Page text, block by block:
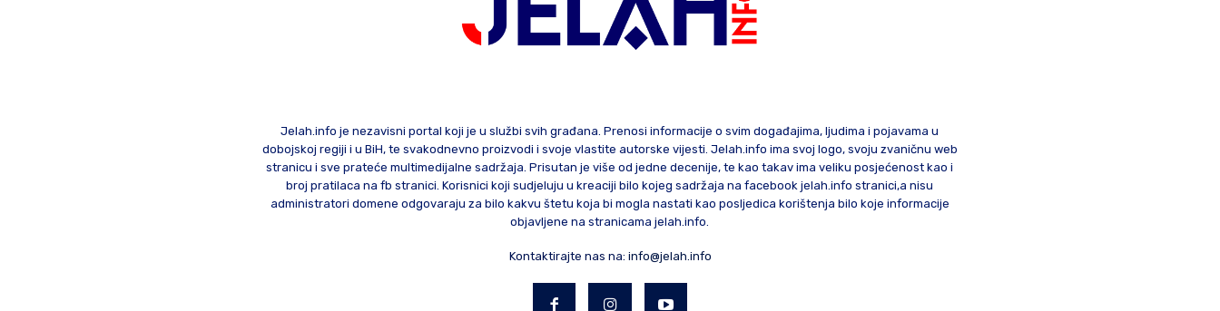
Jelah.info je nezavisni portal koji je u službi svih građana. Prenosi informacije o svim događajima, ljudima i pojavama u
dobojskoj regiji i u BiH, te svakodnevno proizvodi i svoje vlastite autorske vijesti. Jelah.info ima svoj logo, svoju zvaničnu web
stranicu i sve prateće multimedijalne sadržaja. Prisutan je više od jedne decenije, te kao takav ima veliku posjećenost kao i
broj pratilaca na fb stranici. Korisnici koji sudjeluju u kreaciji bilo kojeg sadržaja na facebook jelah.info stranici,a nisu
administratori domene odgovaraju za bilo kakvu štetu koja bi mogla nastati kao posljedica korištenja bilo koje informacije
objavljene na stranicama jelah.info.
Kontaktirajte nas na: info@jelah.info